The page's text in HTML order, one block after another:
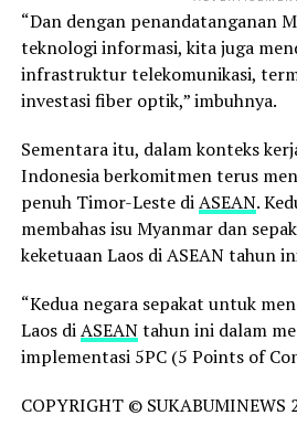
“Dan dengan penandatanganan
teknologi informasi, kita juga
infrastruktur telekomunikasi,
investasi fiber optik,” imbuhnya.
Sementara itu, dalam konteks
Indonesia berkomitmen terus
penuh Timor-Leste diASEAN.
membahas isu Myanmar dan
keketuaan Laos di ASEAN tahun
“Kedua negara sepakat untuk
Laos diASEANtahun ini dalam
implementasi 5PC (5 Points of
COPYRIGHT © SUKABUMINEWS